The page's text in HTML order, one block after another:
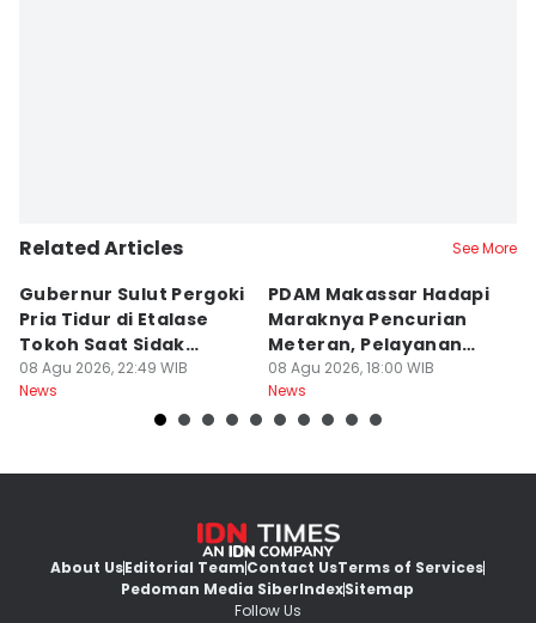
Related Articles See More
Gubernur Sulut Pergoki
Pria Tidur di Etalase
Tokoh Saat Sidak
Gedung
08 Agu 2026, 22:49 WIB
News
PDAM Makassar Hadapi
Maraknya Pencurian
Meteran, Pelayanan
Ikut Terdampak
08 Agu 2026, 18:00 WIB
News
About UsEditorial TeamContact UsTerms of Services
Pedoman Media SiberIndexSitemap
Follow Us